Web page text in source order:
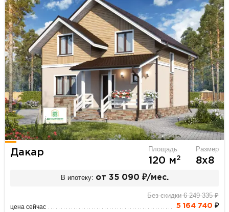
Дакар Площадь
120 м2
Размер
8х8
В ипотеку: от 35 090 ₽/мес.
Без скидки 6 249 335 ₽
цена сейчас 5 164 740 ₽